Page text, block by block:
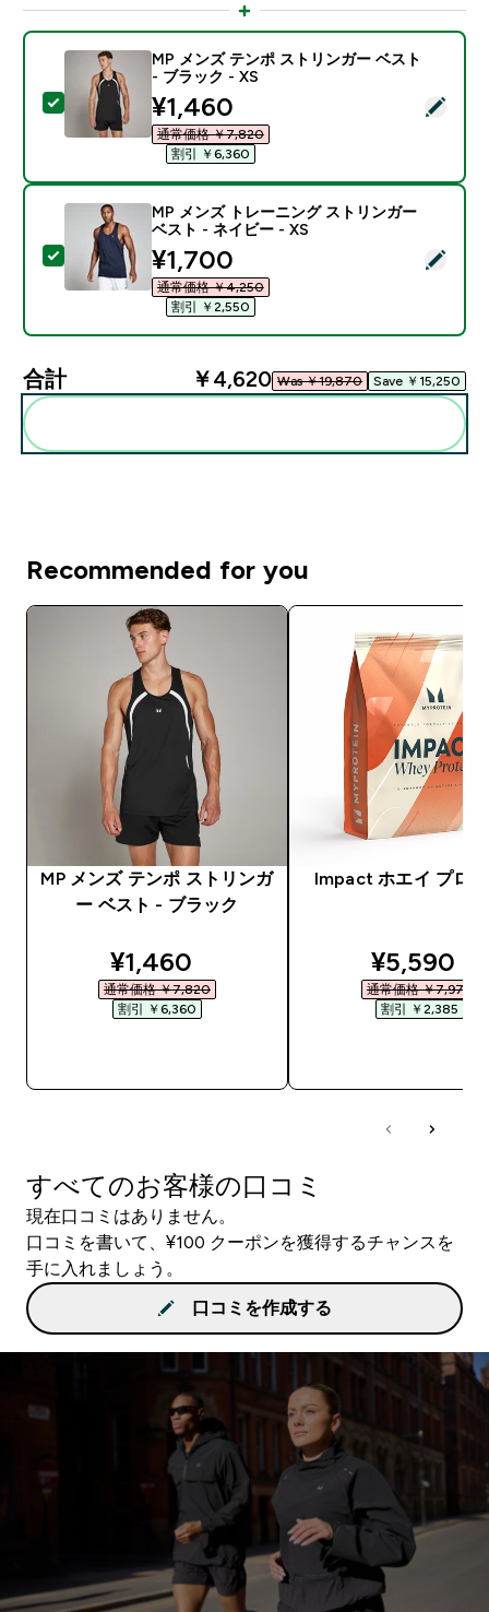
この商品を選択 - MP メンズ テンポ ストリンガー ベ
MP メンズ テンポ ストリンガー ベスト
- ブラック - XS
discounted price
¥1,460‎
通常価格 ￥7,820‎
割引 ￥6,360‎
この商品を選択 - MP メンズ トレーニング ストリン
MP メンズ トレーニング ストリンガー
ベスト - ネイビー - XS
discounted price
¥1,700‎
通常価格 ￥4,250‎
割引 ￥2,550‎
合計 ￥4,620‎ Was ￥19,870‎ Save ￥15,250‎
Recommended for you
MP メンズ テンポ ストリンガ
ー ベスト - ブラック
discounted price
¥1,460‎
通常価格 ￥7,820‎
割引 ￥6,360‎
Impact ホエイ プロ
¥5,590‎
通常価格 ￥7,975‎
割引 ￥2,385‎
すべてのお客様の口コミ
現在口コミはありません。
口コミを書いて、¥100 クーポンを獲得するチャンスを
手に入れましょう。
口コミを作成する